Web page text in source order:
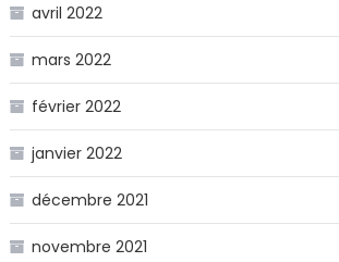
avril 2022
mars 2022
février 2022
janvier 2022
décembre 2021
novembre 2021